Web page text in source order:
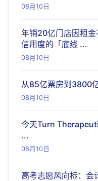
08月10日
年销20亿门店因租
信用度的「底线 ...
08月10日
从85亿票房到3800
08月10日
今天Turn
...
08月10日
高考志愿风向标：会